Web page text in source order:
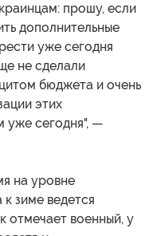
прошу, если
дополнительные
уже сегодня
не сделали
бюджета и очень
этих
уже сегодня", —
на уровне
зиме ведется
отмечает военный, у